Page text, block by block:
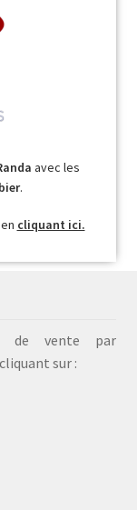
avec les
.
cliquant ici.
de vente par
sur :